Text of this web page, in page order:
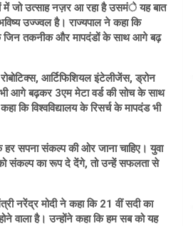
में जो उत्साह नज़र आ रहा है उसमंे यह बात
भविष्य उज्ज्वल है। राज्यपाल ने कहा कि
के जिन तकनीक और मापदंडों के साथ आगे बढ़
रोबोटिक्स, आर्टिफिशियल इंटेलीजेंस, ड्रोन
आगे बढ़कर 3एम मेटा वर्ड की सोच के साथ
कि विश्वविद्यालय के रिसर्च के मापदंड भी
हर सपना संकल्प की ओर जाना चाहिए। युवा
संकल्प का रूप दे देंगे, तो उन्हें सफलता से
नरेंद्र मोदी ने कहा कि 21 वीं सदी का
वाला है। उन्होंने कहा कि हम सब को यह